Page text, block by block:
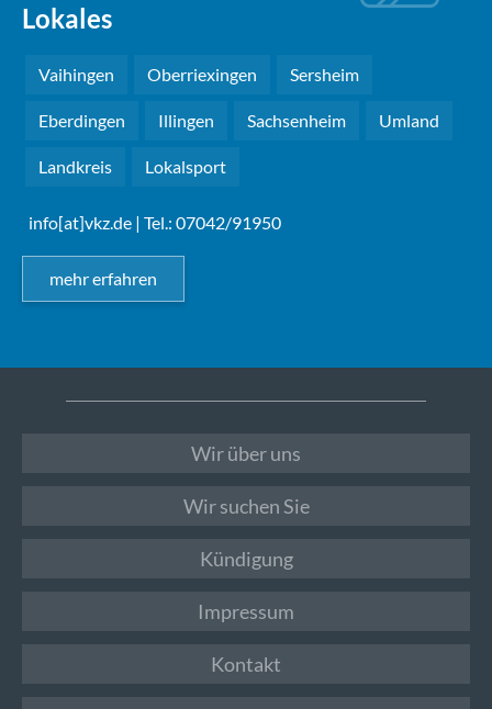
Lokales
Vaihingen Oberriexingen Sersheim
Eberdingen Illingen Sachsenheim Umland
Landkreis Lokalsport
info[at]vkz.de | Tel.: 07042/91950
mehr erfahren
Wir über uns
Wir suchen Sie
Kündigung
Impressum
Kontakt